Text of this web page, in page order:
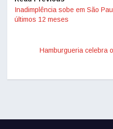
Inadimplência sobe em São
últimos 12 meses
Hamburgueria celebra